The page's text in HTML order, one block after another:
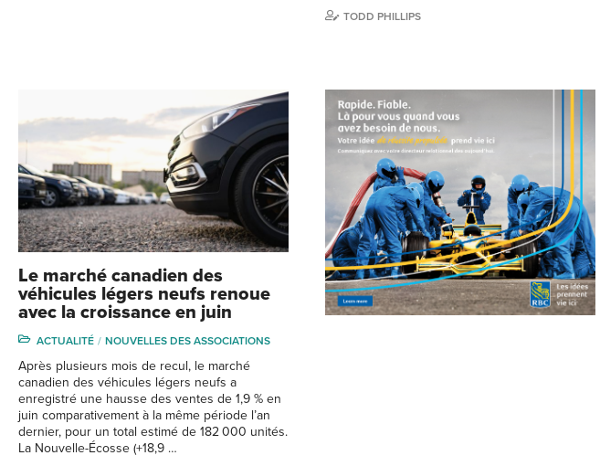
TODD PHILLIPS
Le marché canadien des
véhicules légers neufs renoue
avec la croissance en juin
ACTUALITÉ NOUVELLES DES ASSOCIATIONS
Après plusieurs mois de recul, le marché
canadien des véhicules légers neufs a
enregistré une hausse des ventes de 1,9 % en
juin comparativement à la même période l’an
dernier, pour un total estimé de 182 000 unités.
La Nouvelle-Écosse (+18,9 …